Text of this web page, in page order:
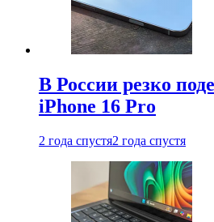
В России резко
iPhone 16 Pro
2 года спустя2 года спустя